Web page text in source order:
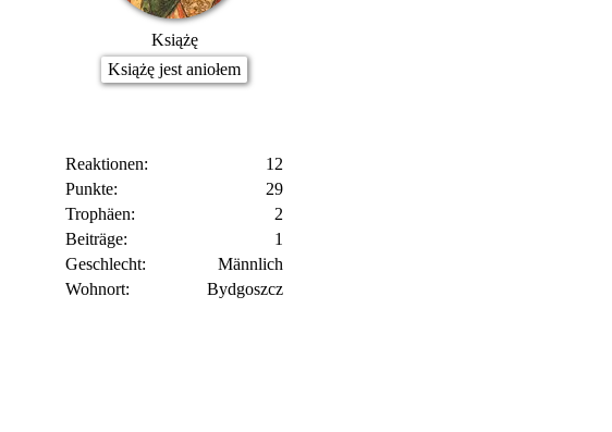
Książę
Książę jest aniołem
Reaktionen
12
Punkte
29
Trophäen
2
Beiträge
1
Geschlecht
Männlich
Wohnort
Bydgoszcz